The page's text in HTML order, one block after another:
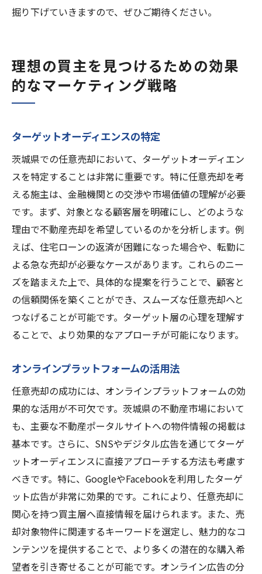
掘り下げていきますので、ぜひご期待ください。
理想の買主を見つけるための効果
的なマーケティング戦略
ターゲットオーディエンスの特定
茨城県での任意売却において、ターゲットオーディエン
スを特定することは非常に重要です。特に任意売却を考
える施主は、金融機関との交渉や市場価値の理解が必要
です。まず、対象となる顧客層を明確にし、どのような
理由で不動産売却を希望しているのかを分析します。例
えば、住宅ローンの返済が困難になった場合や、転勤に
よる急な売却が必要なケースがあります。これらのニー
ズを踏まえた上で、具体的な提案を行うことで、顧客と
の信頼関係を築くことができ、スムーズな任意売却へと
つなげることが可能です。ターゲット層の心理を理解す
ることで、より効果的なアプローチが可能になります。
オンラインプラットフォームの活用法
任意売却の成功には、オンラインプラットフォームの効
果的な活用が不可欠です。茨城県の不動産市場において
も、主要な不動産ポータルサイトへの物件情報の掲載は
基本です。さらに、SNSやデジタル広告を通じてターゲ
ットオーディエンスに直接アプローチする方法も考慮す
べきです。特に、GoogleやFacebookを利用したターゲ
ット広告が非常に効果的です。これにより、任意売却に
関心を持つ買主層へ直接情報を届けられます。また、売
却対象物件に関連するキーワードを選定し、魅力的なコ
ンテンツを提供することで、より多くの潜在的な購入希
望者を引き寄せることが可能です。オンライン広告の分